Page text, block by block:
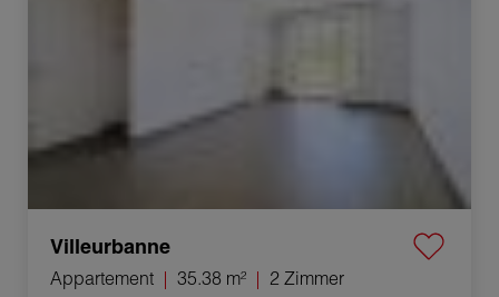
Villeurbanne
Appartement 35.38 m²
2 Zimmer